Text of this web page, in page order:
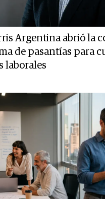
Argentina abrió la
de pasantías para
laborales